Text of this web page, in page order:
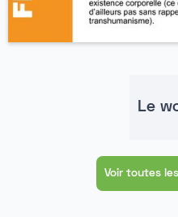
Le
Voir toutes